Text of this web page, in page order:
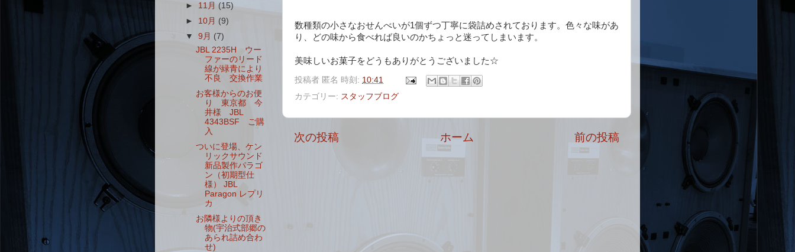
数種類の小さなおせんべいが1個ずつ丁寧に袋詰めされております。色々な味があ
り、どの味から食べれば良いのかちょっと迷ってしまいます。
美味しいお菓子をどうもありがとうございました☆
投稿者 匿名 時刻: 10:41
カテゴリー: スタッフブログ
次の投稿 前の投稿
ホーム
► 11月(15)
► 10月 (9)
▼9月 (7)
JBL 2235H ウー
ファーのリード
線が緑青により
不良 交換作業
お客様からのお便
り 東京都 今
井様 JBL
4343BSF ご購
入
ついに登場、ケン
リックサウンド
新品製作パラゴ
ン（初期型仕
様） JBL
Paragon レプリ
カ
お隣様よりの頂き
物(宇治式部郷の
あられ詰め合わ
せ)